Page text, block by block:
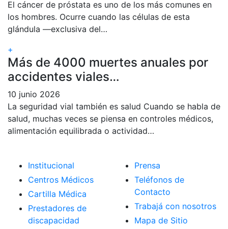
El cáncer de próstata es uno de los más comunes en
los hombres. Ocurre cuando las células de esta
glándula —exclusiva del…
+
Más de 4000 muertes anuales por
accidentes viales…
10 junio 2026
La seguridad vial también es salud Cuando se habla de
salud, muchas veces se piensa en controles médicos,
alimentación equilibrada o actividad…
Institucional
Centros Médicos
Cartilla Médica
Prestadores de
discapacidad
Prensa
Teléfonos de
Contacto
Trabajá con nosotros
Mapa de Sitio